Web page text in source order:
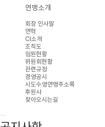
연맹소개
회장 인사말
연혁
CI소개
조직도
임원현황
위원회현황
관련규정
경영공시
시도수영연맹주소록
후원사
찾아오시는길